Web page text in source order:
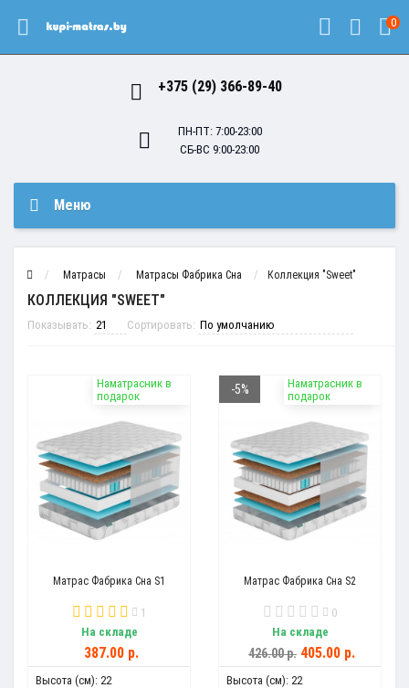
0
+375 (29) 366-89-40
ПН-ПТ: 7:00-23:00
СБ-ВС 9:00-23:00
Меню
Матрасы Матрасы Фабрика Сна Коллекция "Sweet"
КОЛЛЕКЦИЯ "SWEET"
Показывать: Сортировать:
Наматрасник в
подарок
Матрас Фабрика Сна S1
1
На складе
387.00 р.
Высота (см): 22
Наматрасник в
подарок
-5%
Матрас Фабрика Сна S2
0
На складе
426.00 р. 405.00 р.
Высота (см): 22